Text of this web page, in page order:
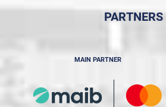
PARTNERS
MAIN PARTNER